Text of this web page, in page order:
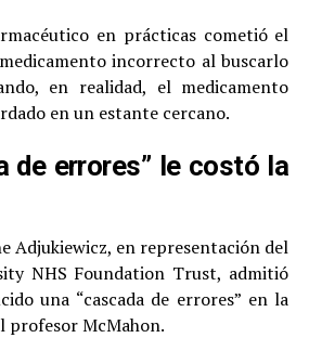
en prácticas cometió el
incorrecto al buscarlo
en realidad, el medicamento
en un estante cercano.
de errores” le costó la
Adjukiewicz, en representación del
NHS Foundation Trust, admitió
una “cascada de errores” en la
profesor McMahon.